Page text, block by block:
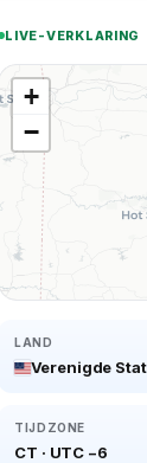
LIVE-VERKLARING
+
−
LAND
Verenigde
TIJDZONE
CT · UTC −6